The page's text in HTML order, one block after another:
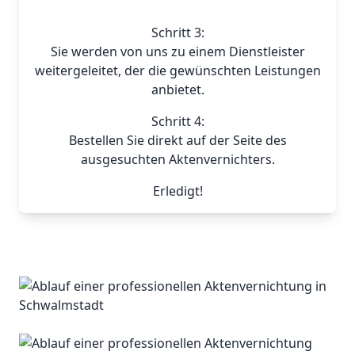
Schritt 3:
Sie werden von uns zu einem Dienstleister
weitergeleitet, der die gewünschten Leistungen
anbietet.
Schritt 4:
Bestellen Sie direkt auf der Seite des
ausgesuchten Aktenvernichters.
Erledigt!